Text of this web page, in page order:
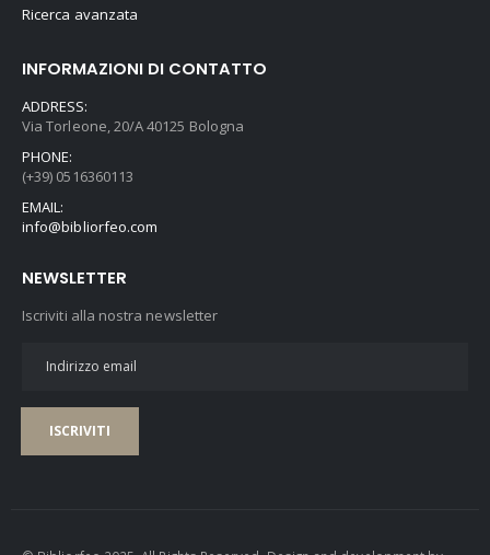
Ricerca avanzata
INFORMAZIONI DI CONTATTO
ADDRESS:
Via Torleone, 20/A 40125 Bologna
PHONE:
(+39) 0516360113
EMAIL:
info@bibliorfeo.com
NEWSLETTER
Iscriviti alla nostra newsletter
ISCRIVITI